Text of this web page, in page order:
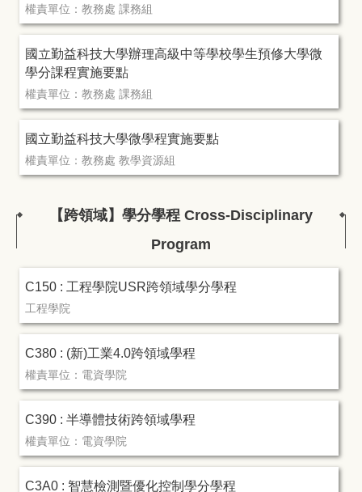
權責單位：教務處 課務組
國立勤益科技大學辦理高級中等學校學生預修大學微
學分課程實施要點
權責單位：教務處 課務組
國立勤益科技大學微學程實施要點
權責單位：教務處 教學資源組
【跨領域】學分學程 Cross-Disciplinary
Program
C150 : 工程學院USR跨領域學分學程
工程學院
C380 : (新)工業4.0跨領域學程
權責單位：電資學院
C390 : 半導體技術跨領域學程
權責單位：電資學院
C3A0 : 智慧檢測暨優化控制學分學程